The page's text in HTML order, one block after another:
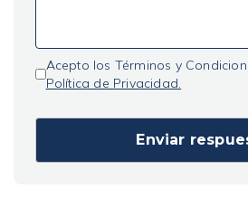
Acepto los Términos y
Política de Privacidad.